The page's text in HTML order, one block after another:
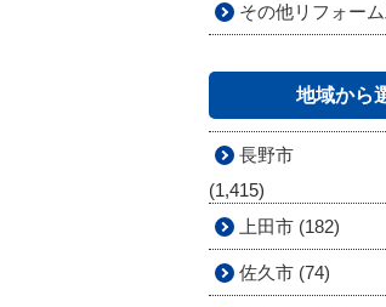
その他リフォー
地域から
長野市
(1,415)
上田市 (182)
佐久市 (74)